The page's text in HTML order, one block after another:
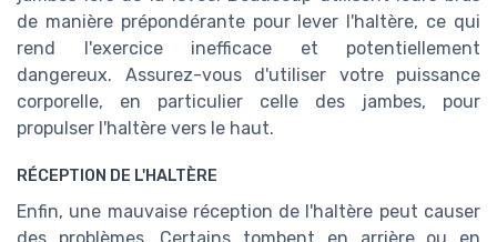
dangereux. Assurez-vous d'utiliser votre puissance
corporelle, en particulier celle des jambes, pour
propulser l'haltère vers le haut.
RÉCEPTION DE L'HALTÈRE
des problèmes. Certains tombent en arrière ou en
avant lors de la réception, indiquant un manque
d'équilibre. Pour éviter cela, veillez à réceptionner